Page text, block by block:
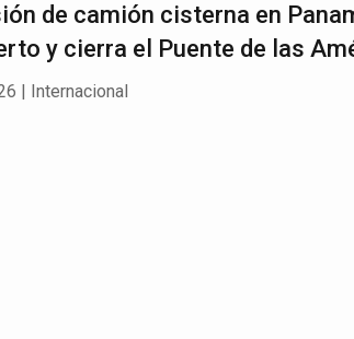
de camión cisterna en
y cierra el Puente de las
Internacional